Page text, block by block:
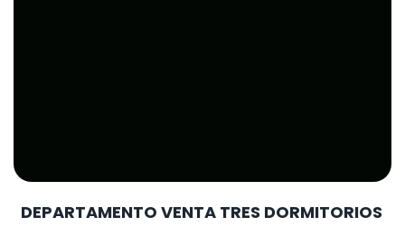
DEPARTAMENTO VENTA TRES DORMITORIOS